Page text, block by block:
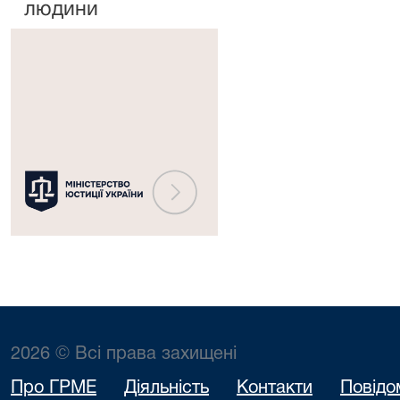
людини
2026 © Всі права захищені
Про ГРМЕ Діяльність Контакти